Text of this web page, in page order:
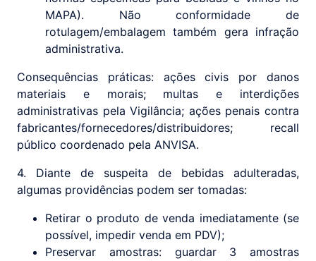
MAPA). Não conformidade de
rotulagem/embalagem também gera infração
administrativa.
Consequências práticas: ações civis por danos
materiais e morais; multas e interdições
administrativas pela Vigilância; ações penais contra
fabricantes/fornecedores/distribuidores; recall
público coordenado pela ANVISA.
4. Diante de suspeita de bebidas adulteradas,
algumas providências podem ser tomadas:
Retirar o produto de venda imediatamente (se
possível, impedir venda em PDV);
Preservar amostras: guardar 3 amostras